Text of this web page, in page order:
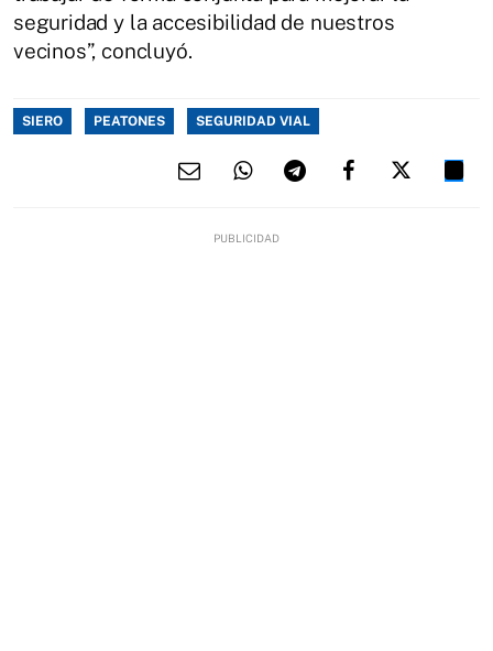
seguridad y la accesibilidad de nuestros
vecinos”, concluyó.
SIERO PEATONES SEGURIDAD VIAL